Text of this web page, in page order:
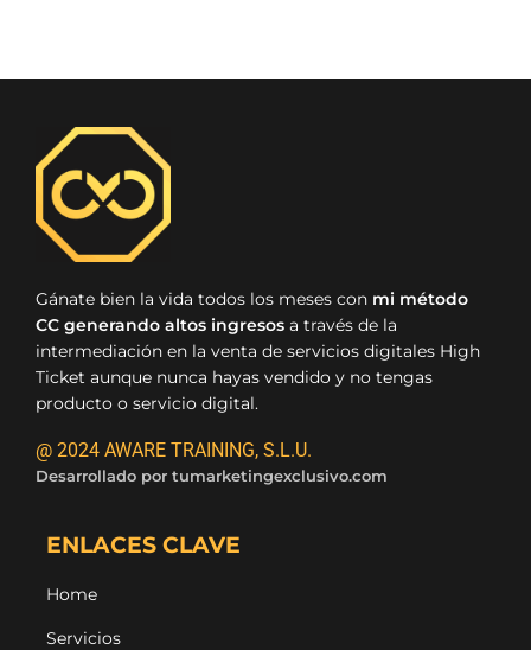
Gánate bien la vida todos los meses con mi método
CC generando altos ingresos a través de la
intermediación en la venta de servicios digitales High
Ticket aunque nunca hayas vendido y no tengas
producto o servicio digital.
@ 2024 AWARE TRAINING, S.L.U.
Desarrollado por tumarketingexclusivo.com
ENLACES CLAVE
Home
Servicios